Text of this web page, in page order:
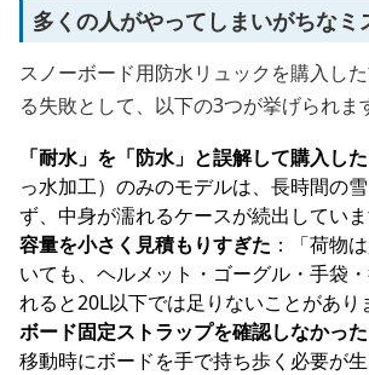
多くの人がやってしまいがちなミ
スノーボード用防水リュックを購入し
る失敗として、以下の3つが挙げられま
「耐水」を「防水」と誤解して購入した
っ水加工）のみのモデルは、長時間の
ず、中身が濡れるケースが続出していま
容量を小さく見積もりすぎた ：「荷物
いても、ヘルメット・ゴーグル・手袋
れると20L以下では足りないことがあり
ボード固定ストラップを確認しなかった
移動時にボードを手で持ち歩く必要が